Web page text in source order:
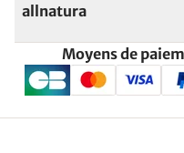
allnatura
Moyens de